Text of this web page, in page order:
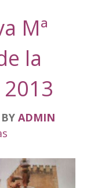
Mª
la
ADMIN